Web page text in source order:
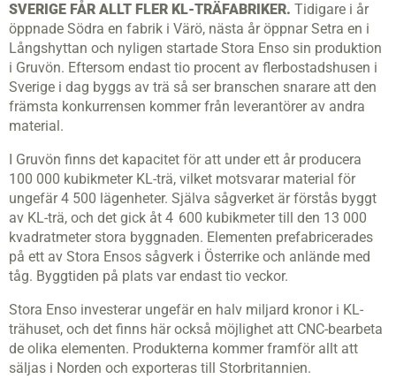
SVERIGE FÅR ALLT FLER KL-TRÄFABRIKER. Tidigare i år
öppnade Södra en fabrik i Värö, nästa år öppnar Setra en i
Långshyttan och nyligen startade Stora Enso sin produktion
i Gruvön. Eftersom endast tio procent av flerbostadshusen i
Sverige i dag byggs av trä så ser branschen snarare att den
främsta konkurrensen kommer från leverantörer av andra
material.
I Gruvön finns det kapacitet för att under ett år producera
100 000 kubikmeter KL-trä, vilket motsvarar material för
ungefär 4 500 lägenheter. Själva sågverket är förstås byggt
av KL-trä, och det gick åt 4 600 kubikmeter till den 13 000
kvadratmeter stora byggnaden. Elementen prefabricerades
på ett av Stora Ensos sågverk i Österrike och anlände med
tåg. Byggtiden på plats var endast tio veckor.
Stora Enso investerar ungefär en halv miljard kronor i KL-
trähuset, och det finns här också möjlighet att CNC-bearbeta
de olika elementen. Produkterna kommer framför allt att
säljas i Norden och exporteras till Storbritannien.